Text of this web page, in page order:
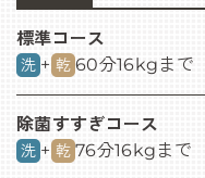
標準コース
洗 + 乾 16kgまで
60分
除菌すすぎコース
洗 + 乾 16kgまで
76分